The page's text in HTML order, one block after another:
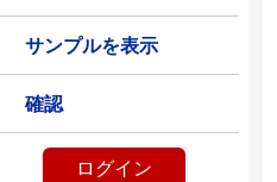
サンプルを表示
確認
ログイン